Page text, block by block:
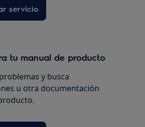
servicio
tu manual de producto
y busca
u otra documentación